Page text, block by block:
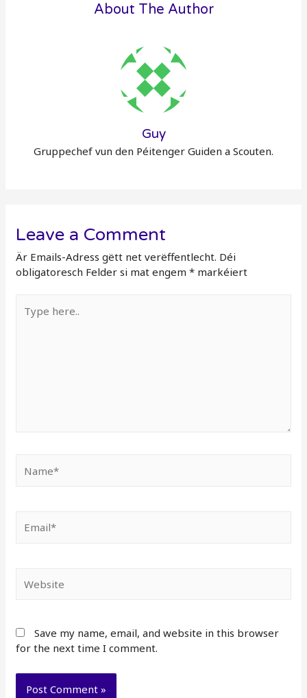
About The Author
Guy
Gruppechef vun den Péitenger Guiden a Scouten.
Leave a Comment
Är Emails-Adress gëtt net verëffentlecht. Déi
obligatoresch Felder si mat engem* markéiert
here..
Save my name, email, and website in this browser
for the next time I comment.